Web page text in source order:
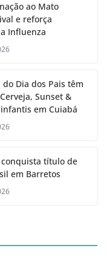
ao Mato
e reforça
Influenza
Dia dos Pais têm
Sunset &
em Cuiabá
título de
em Barretos